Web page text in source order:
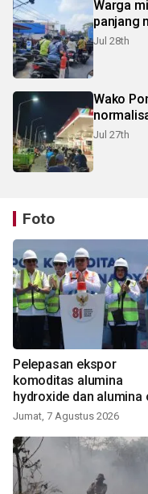
Warga
panjang
Jul 28th
Wako
Jul 27th
Foto
Pelepasan ekspor
komoditas alumina
hydroxide dan alumina
Jumat, 7 Agustus 2026